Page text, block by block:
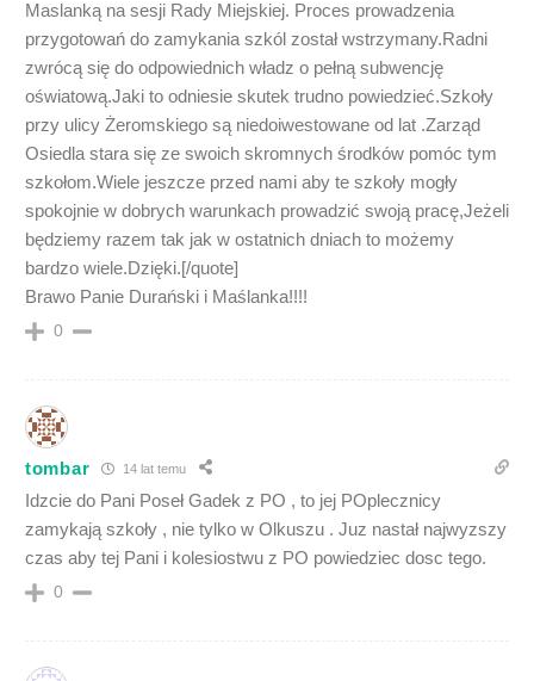
Maslanką na sesji Rady Miejskiej. Proces prowadzenia
przygotowań do zamykania szkól został wstrzymany.Radni
zwrócą się do odpowiednich władz o pełną subwencję
oświatową.Jaki to odniesie skutek trudno powiedzieć.Szkoły
przy ulicy Żeromskiego są niedoiwestowane od lat .Zarząd
Osiedla stara się ze swoich skromnych środków pomóc tym
szkołom.Wiele jeszcze przed nami aby te szkoły mogły
spokojnie w dobrych warunkach prowadzić swoją pracę,Jeżeli
będziemy razem tak jak w ostatnich dniach to możemy
bardzo wiele.Dzięki.[/quote]
Brawo Panie Durański i Maślanka!!!!
0
tombar 14 lat temu
Idzcie do Pani Poseł Gadek z PO , to jej POplecznicy
zamykają szkoły , nie tylko w Olkuszu . Juz nastał najwyzszy
czas aby tej Pani i kolesiostwu z PO powiedziec dosc tego.
0